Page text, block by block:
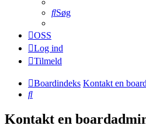
Søg
OSS
Log ind
Tilmeld
Boardindeks Kontakt en
Søg
Kontakt en